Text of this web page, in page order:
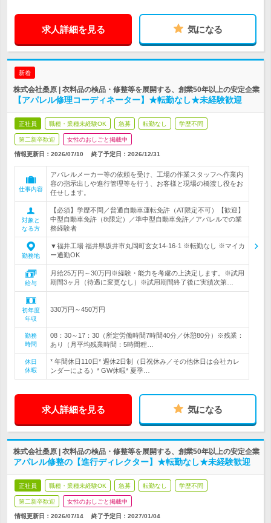
求人詳細を見る 気になる
新着
株式会社桑原 | 衣料品の検品・修整等を展開する、創業50年以上の安定企業
【アパレル修理コーディネーター】★転勤なし★未経験歓迎
正社員 職種・業種未経験OK 急募 転勤なし 学歴不問
第二新卒歓迎 女性のおしごと掲載中
情報更新日：2026/07/10 終了予定日： 2026/12/31
仕事内容
アパレルメーカー等の依頼を受け、工場の作業スタッフへ作業内
容の指示出しや進行管理等を行う、お客様と現場の橋渡し役をお
任せします。
対象と
なる方
【必須】学歴不問／普通自動車運転免許（AT限定不可）【歓迎】
中型自動車免許（8t限定）／準中型自動車免許／アパレルでの業
務経験者
勤務地
▼福井工場 福井県坂井市丸岡町玄女14-16-1 ※転勤なし ※マイカ
ー通勤OK
給与
月給25万円～30万円※経験・能力を考慮の上決定します。※試用
期間3ヶ月（待遇に変更なし）※試用期間終了後に実績次第…
初年度
年収
330万円～450万円
勤務
時間
08：30～17：30（所定労働時間7時間40分／休憩80分）※残業：
あり（月平均残業時間：5時間程…
休日
休暇
* 年間休日110日* 週休2日制（日祝休み／その他休日は会社カレ
ンダーによる）* GW休暇* 夏季…
求人詳細を見る 気になる
株式会社桑原 | 衣料品の検品・修整等を展開する、創業50年以上の安定企業
アパレル修整の【進行ディレクター】★転勤なし★未経験歓迎
正社員 職種・業種未経験OK 急募 転勤なし 学歴不問
第二新卒歓迎 女性のおしごと掲載中
情報更新日：2026/07/14 終了予定日： 2027/01/04